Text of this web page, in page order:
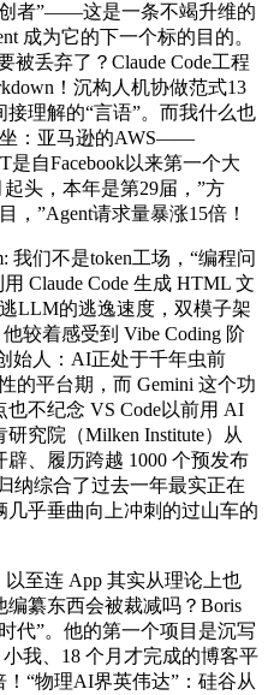
者”——这是一条不竭升维的
成为它的下一个标的目的。
被丢弃了？Claude Code工程
！沉构人机协做范式13
理解的“言语”。而我什么也
坐：亚马逊的AWS——
是自Facebook以来第一个大
头，本年是第29届，”方
，”Agent请求量暴涨15倍！
们不是token工场，“编程问
Claude Code 生成 HTML 文
LLM的逃逸速度，双模子架
较着感受到 Vibe Coding 阶
始人：AI正处于千年虫前
的平台期，而 Gemini 这个功
不纪念 VS Code以前用 AI
究院（Milken Institute）从
、履历跨越 1000 个预发布
纳综合了过去一年最实正在
乎垂曲向上冲刺的过山车的
至连 App 其实从理论上也
纂东西会被裁减吗？Boris
代”。他的第一个项目是沉写
我、18 个月才完成的博客平
“物理AI界英伟达”：硅谷从